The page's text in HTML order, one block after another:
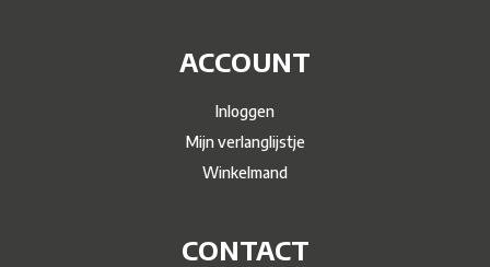
ACCOUNT
Inloggen
Mijn verlanglijstje
Winkelmand
CONTACT